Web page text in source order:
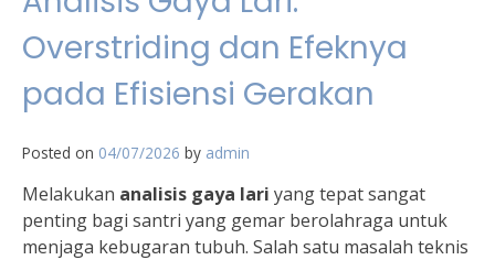
Overstriding dan Efeknya
pada Efisiensi Gerakan
Posted on 04/07/2026 by admin
Melakukan analisis gaya lari yang tepat sangat
penting bagi santri yang gemar berolahraga untuk
menjaga kebugaran tubuh. Salah satu masalah teknis